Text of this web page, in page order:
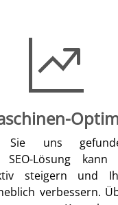
uns
SEO-Lösung
steigern und
verbessern.